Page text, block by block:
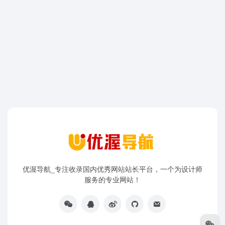
优渥导航_专注收录国内优秀网站站长平台，一个为设计师
服务的专业网站！